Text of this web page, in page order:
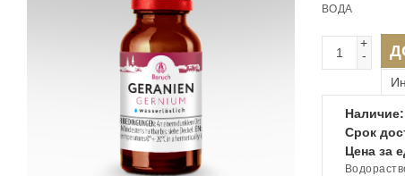
ВОДА
+
-
Наличие:
Срок
Цена за